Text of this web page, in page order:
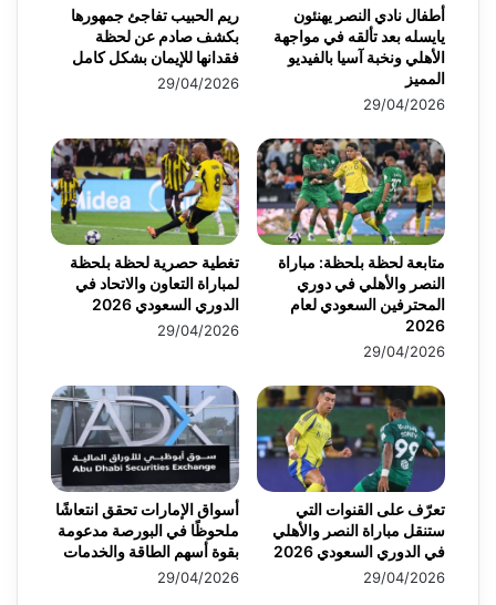
ريم الحبيب تفاجئ جمهورها
بكشف صادم عن لحظة
فقدانها للإيمان بشكل كامل
29/04/2026
أطفال نادي النصر يهنئون
يايسله بعد تألقه في مواجهة
الأهلي ونخبة آسيا بالفيديو
المميز
29/04/2026
تغطية حصرية لحظة بلحظة
لمباراة التعاون والاتحاد في
الدوري السعودي 2026
29/04/2026
متابعة لحظة بلحظة: مباراة
النصر والأهلي في دوري
المحترفين السعودي لعام
2026
29/04/2026
أسواق الإمارات تحقق انتعاشًا
ملحوظًا في البورصة مدعومة
بقوة أسهم الطاقة والخدمات
29/04/2026
تعرّف على القنوات التي
ستنقل مباراة النصر والأهلي
في الدوري السعودي 2026
29/04/2026